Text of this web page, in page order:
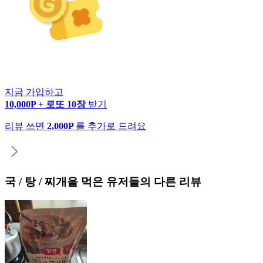
지금 가입하고
10,000P + 로또 10장 받기
리뷰 쓰면 2,000P 를 추가로 드려요
국 / 탕 / 찌개 을 먹은 유저들의 다른 리뷰